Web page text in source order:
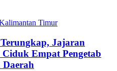
Timur
Jajaran
Empat Pengetab
Daerah